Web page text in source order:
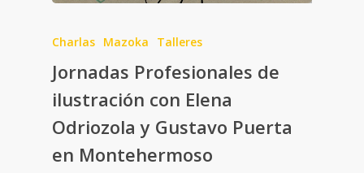
Charlas Mazoka Talleres
Jornadas Profesionales de
ilustración con Elena
Odriozola y Gustavo Puerta
en Montehermoso